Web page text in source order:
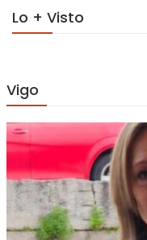
Lo + Visto
Vigo